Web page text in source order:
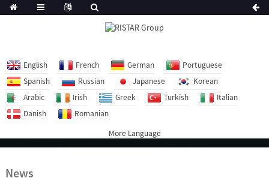
English French German
Portuguese
Spanish
Russian Japanese
Korean
Arabic
Irish Greek Turkish
Italian
Danish
Romanian
More Language
News